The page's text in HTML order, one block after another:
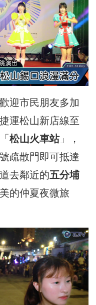
迎市民朋友多加
運松山新店線至
松山火車站」，
疏散門即可抵達
去鄰近的五分埔
的仲夏夜微旅